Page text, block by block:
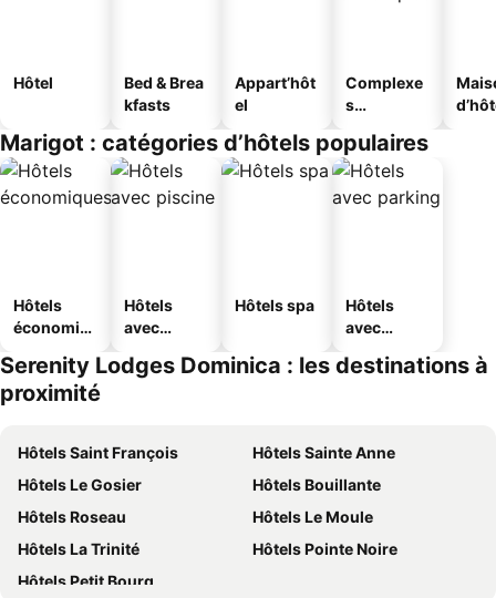
Hôtel
Bed & Brea
kfasts
Appart’hôt
el
Complexe
s
s
Marigot : catégories d’hôtels populaires
Hôtels
économiq
Hôtels
avec
Hôtels spa
Hôtels
avec
Serenity Lodges Dominica : les destinations à
proximité
Hôtels Saint François
Hôtels Sainte Anne
Hôtels Le Gosier
Hôtels Bouillante
Hôtels Roseau
Hôtels Le Moule
Hôtels La Trinité
Hôtels Pointe Noire
Hôtels Petit Bourg